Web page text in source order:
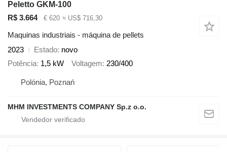
Peletto GKM-100
R$ 3.664
€ 620 ≈ US$ 716,30
Maquinas industriais - máquina de pellets
2023
Estado novo
Potência 1,5 kW Voltagem 230/400
Polónia, Poznań
MHM INVESTMENTS COMPANY Sp.z o.o.